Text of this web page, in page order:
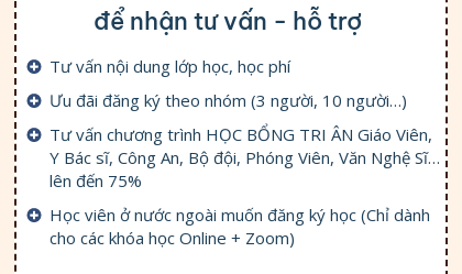
để nhận tư vấn - hỗ trợ
Tư vấn nội dung lớp học, học phí
Ưu đãi đăng ký theo nhóm (3 người, 10 người…)
Tư vấn chương trình HỌC BỔNG TRI ÂN Giáo Viên,
Y Bác sĩ, Công An, Bộ đội, Phóng Viên, Văn Nghệ Sĩ…
lên đến 75%
Học viên ở nước ngoài muốn đăng ký học (Chỉ dành
cho các khóa học Online + Zoom)